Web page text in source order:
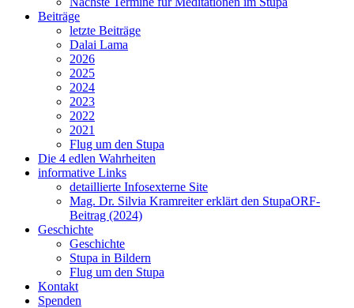
Beiträge
letzte Beiträge
Dalai Lama
2026
2025
2024
2023
2022
2021
Flug um den Stupa
Die 4 edlen Wahrheiten
informative Links
detaillierte Infosexterne Site
Mag. Dr. Silvia Kramreiter erklärt den StupaORF-
Beitrag (2024)
Geschichte
Geschichte
Stupa in Bildern
Flug um den Stupa
Kontakt
Spenden